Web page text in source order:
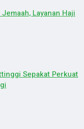
Layanan Haji
Sepakat Perkuat